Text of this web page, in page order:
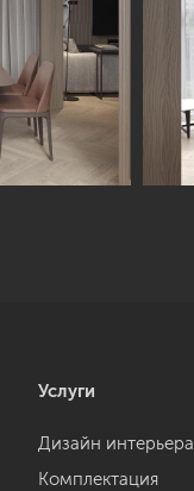
Услуги
Дизайн интерьера
Комплектация